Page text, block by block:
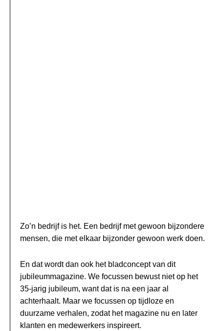
Zo’n bedrijf is het. Een bedrijf met gewoon bijzondere
mensen, die met elkaar bijzonder gewoon werk doen.
En dat wordt dan ook het bladconcept van dit
jubileummagazine. We focussen bewust niet op het
35-jarig jubileum, want dat is na een jaar al
achterhaalt. Maar we focussen op tijdloze en
duurzame verhalen, zodat het magazine nu en later
klanten en medewerkers inspireert.